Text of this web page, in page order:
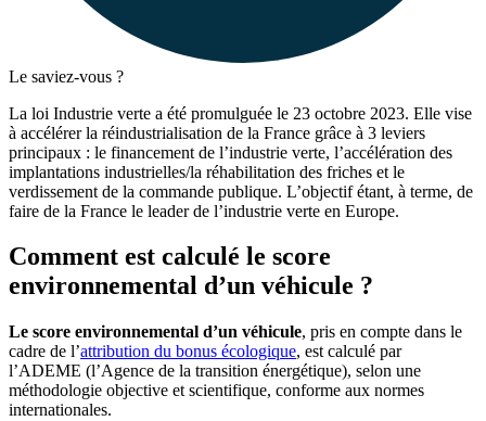
Le saviez-vous ?
La loi Industrie verte a été promulguée le 23 octobre 2023. Elle vise
à accélérer la réindustrialisation de la France grâce à 3 leviers
principaux : le financement de l’industrie verte, l’accélération des
implantations industrielles/la réhabilitation des friches et le
verdissement de la commande publique. L’objectif étant, à terme, de
faire de la France le leader de l’industrie verte en Europe.
Comment est calculé le score
environnemental d’un véhicule ?
Le score environnemental d’un véhicule, pris en compte dans le
cadre de l’attribution du bonus écologique, est calculé par
l’ADEME (l’Agence de la transition énergétique), selon une
méthodologie objective et scientifique, conforme aux normes
internationales.